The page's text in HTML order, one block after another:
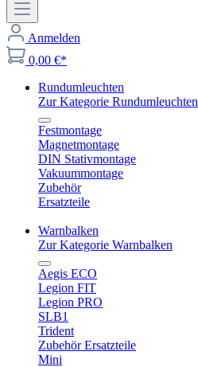
Anmelden
0,00 €*
Rundumleuchten
Zur Kategorie Rundumleuchten
Festmontage
Magnetmontage
DIN Stativmontage
Vakuummontage
Zubehör
Ersatzteile
Warnbalken
Zur Kategorie Warnbalken
Aegis ECO
Legion FIT
Legion PRO
SLB1
Trident
Zubehör Ersatzteile
Mini